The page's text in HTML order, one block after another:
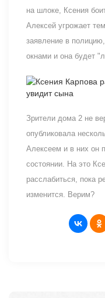
на шлоке, Ксения
Алексей угрожает
заявление в
окнами и она будет
Зрители дома 2 не
опубликовала
Алексеем и в них он
состоянии. На это
расслабиться, пока
изменится. Верим?